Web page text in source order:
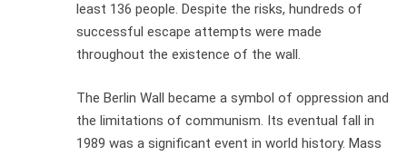
least 136 people. Despite the risks, hundreds of
successful escape attempts were made
throughout the existence of the wall.
The Berlin Wall became a symbol of oppression and
the limitations of communism. Its eventual fall in
1989 was a significant event in world history. Mass